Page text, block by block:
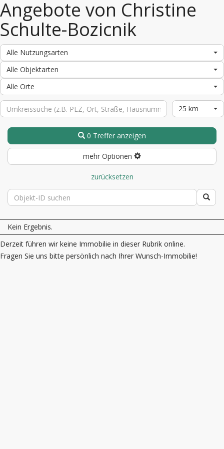
Angebote von Christine
Schulte-Bozicnik
Alle Nutzungsarten
Alle Objektarten
Alle Orte
25 km
0 Treffer anzeigen
mehr Optionen
zurücksetzen
Kein Ergebnis.
Derzeit führen wir keine Immobilie in dieser Rubrik online.
Fragen Sie uns bitte persönlich nach Ihrer Wunsch-Immobilie!